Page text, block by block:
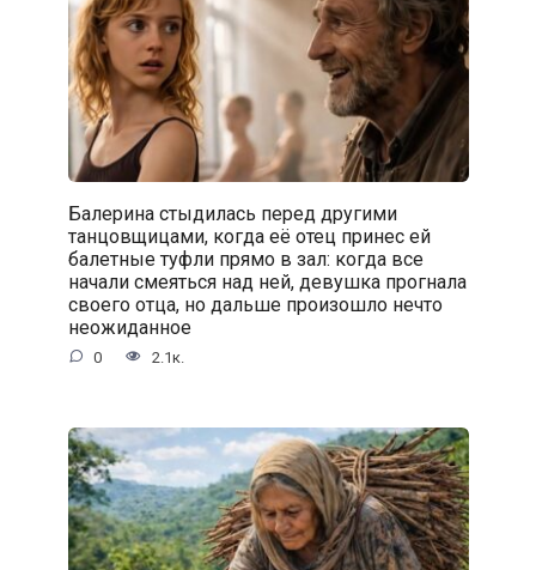
Балерина стыдилась перед другими
танцовщицами, когда её отец принес ей
балетные туфли прямо в зал: когда все
начали смеяться над ней, девушка прогнала
своего отца, но дальше произошло нечто
неожиданное
0 2.1к.